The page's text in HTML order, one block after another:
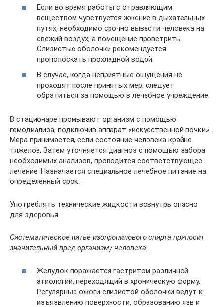
Если во время работы с отравляющим
веществом чувствуется жжение в дыхательных
путях, необходимо срочно вывести человека на
свежий воздух, а помещение проветрить.
Слизистые оболочки рекомендуется
прополоскать прохладной водой;
В случае, когда неприятные ощущения не
проходят после принятых мер, следует
обратиться за помощью в лечебное учреждение.
В стационаре промывают организм с помощью
гемодиализа, подключив аппарат «искусственной почки».
Мера принимается, если состояние человека крайне
тяжелое. Затем уточняется диагноз с помощью забора
необходимых анализов, проводится соответствующее
лечение. Назначается специальное лечебное питание на
определенный срок.
Употреблять технические жидкости вовнутрь опасно
для здоровья.
Систематическое питье изопропилового спирта приносит
значительный вред организму человека:
Желудок поражается гастритом различной
этиологии, переходящий в хроническую форму.
Регулярные ожоги слизистой оболочки ведут к
изъязвлению поверхности, образованию язв и